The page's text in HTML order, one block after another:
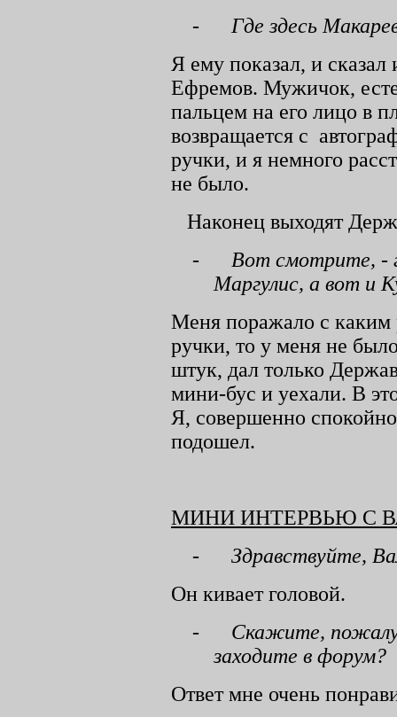
-
Где здесь
Я ему показал, и сказал
Ефремов. Мужичок,
пальцем на его лицо в
возвращается с
ручки, и я немного
не было.
Наконец выходят
-
Вот смотрите, -
Маргулис, а вот и
Меня поражало с каким
ручки, то у меня не
штук, дал только
мини-бус и уехали. В
Я, совершенно
подошел.
МИНИ ИНТЕРВЬЮ С
-
Здравствуйте,
Он кивает головой.
-
Скажите,
заходите в форум?
Ответ мне очень